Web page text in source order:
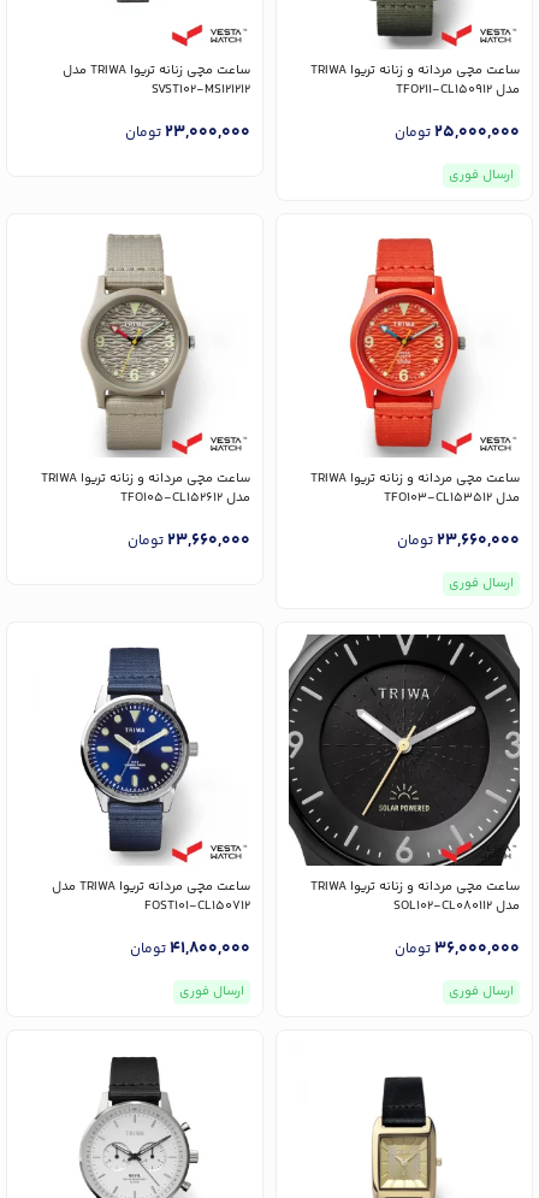
ساعت مچی مردانه و زنانه تریوا TRIWA
مدل TFO211-CL150912
25,000,000تومان
ارسال فوری
ساعت مچی زنانه تریوا TRIWA مدل
SVST102-MS121212
23,000,000تومان
ساعت مچی مردانه و زنانه تریوا TRIWA
مدل TFO103-CL153512
23,660,000تومان
ارسال فوری
ساعت مچی مردانه و زنانه تریوا TRIWA
مدل TFO105-CL152612
23,660,000تومان
ساعت مچی مردانه و زنانه تریوا TRIWA
مدل SOL102-CL080112
36,000,000تومان
ارسال فوری
ساعت مچی مردانه تریوا TRIWA مدل
FOST101-CL150712
41,800,000تومان
ارسال فوری